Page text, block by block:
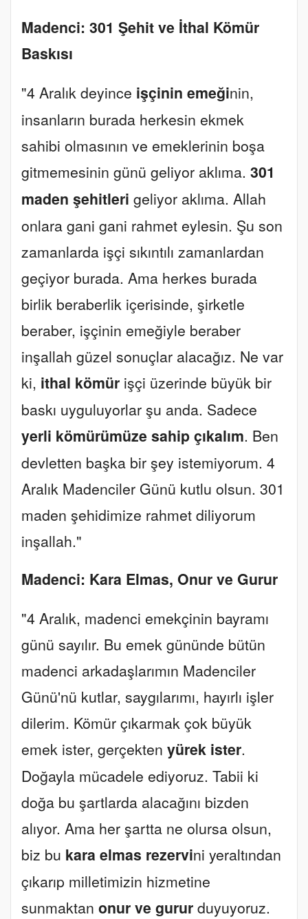
Madenci: 301 Şehit ve İthal Kömür
Baskısı
"4 Aralık deyince işçinin emeğinin,
insanların burada herkesin ekmek
sahibi olmasının ve emeklerinin boşa
gitmemesinin günü geliyor aklıma. 301
maden şehitleri geliyor aklıma. Allah
onlara gani gani rahmet eylesin. Şu son
zamanlarda işçi sıkıntılı zamanlardan
geçiyor burada. Ama herkes burada
birlik beraberlik içerisinde, şirketle
beraber, işçinin emeğiyle beraber
inşallah güzel sonuçlar alacağız. Ne var
ki, ithal kömür işçi üzerinde büyük bir
baskı uyguluyorlar şu anda. Sadece
yerli kömürümüze sahip çıkalım. Ben
devletten başka bir şey istemiyorum. 4
Aralık Madenciler Günü kutlu olsun. 301
maden şehidimize rahmet diliyorum
inşallah."
Madenci: Kara Elmas, Onur ve Gurur
"4 Aralık, madenci emekçinin bayramı
günü sayılır. Bu emek gününde bütün
madenci arkadaşlarımın Madenciler
Günü'nü kutlar, saygılarımı, hayırlı işler
dilerim. Kömür çıkarmak çok büyük
emek ister, gerçekten yürek ister.
Doğayla mücadele ediyoruz. Tabii ki
doğa bu şartlarda alacağını bizden
alıyor. Ama her şartta ne olursa olsun,
biz bu kara elmas rezervini yeraltından
çıkarıp milletimizin hizmetine
sunmaktan onur ve gurur duyuyoruz.